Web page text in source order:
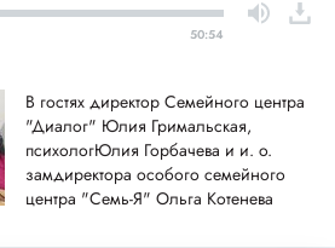
50:54
В гостях директор Семейного центра
"Диалог" Юлия Гримальская,
психологЮлия Горбачева и и. о.
замдиректора особого семейного
центра "Семь-Я" Ольга Котенева